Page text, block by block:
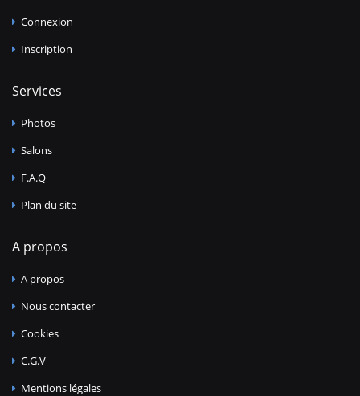
Connexion
Inscription
Services
Photos
Salons
F.A.Q
Plan du site
A propos
A propos
Nous contacter
Cookies
C.G.V
Mentions légales